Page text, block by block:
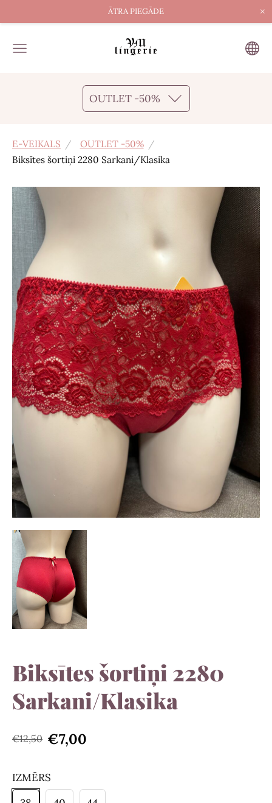
ĀTRA PIEGĀDE ×
OUTLET -50%
E-VEIKALS
OUTLET -50%
Biksītes šortiņi 2280 Sarkani/Klasika
Biksītes šortiņi 2280
Sarkani/Klasika
€12,50 €7,00
IZMĒRS